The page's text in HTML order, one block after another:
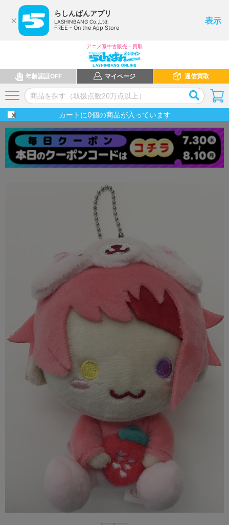
らしんばんアプリ
LASHINBANG Co.,Ltd.
FREE - On the App Store
表示
アニメ系中古販売・買取
年齢認証OFF マイページ 通信買取
カートに0個の商品が入っています